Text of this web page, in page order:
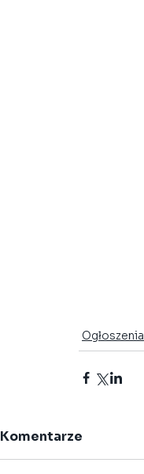
Ogłoszenia
Komentarze